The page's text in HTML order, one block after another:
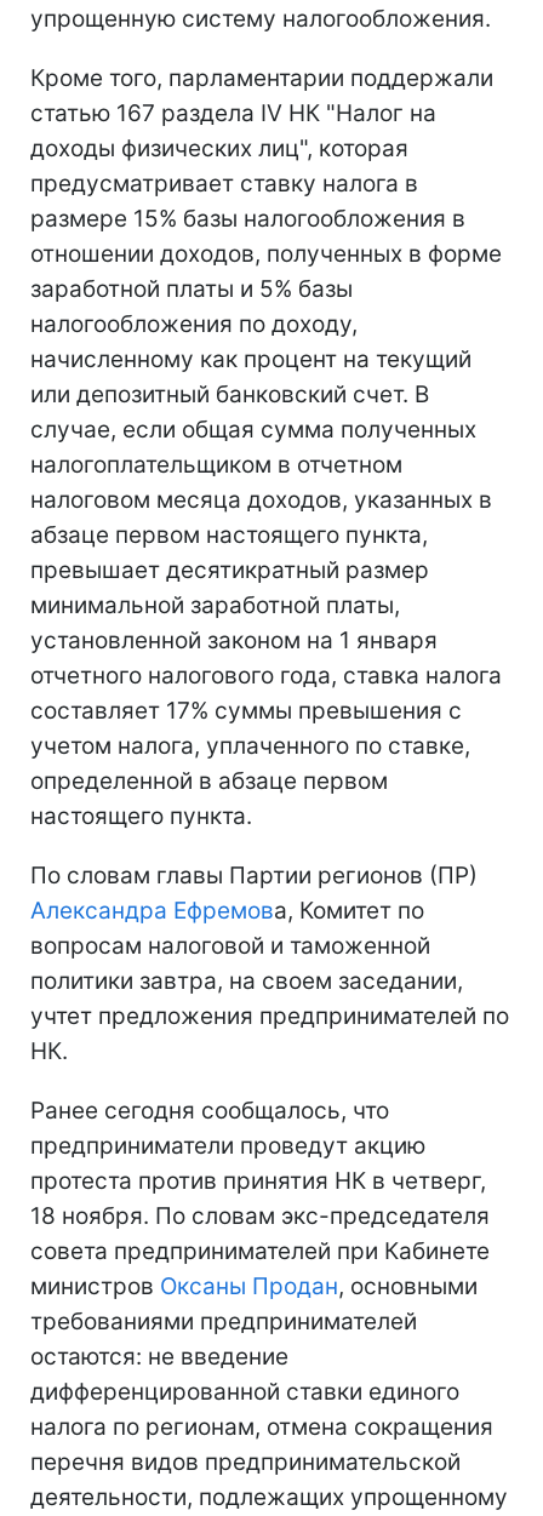
упрощенную систему налогообложения.
Кроме того, парламентарии поддержали
статью 167 раздела IV НК "Налог на
доходы физических лиц", которая
предусматривает ставку налога в
размере 15% базы налогообложения в
отношении доходов, полученных в форме
заработной платы и 5% базы
налогообложения по доходу,
начисленному как процент на текущий
или депозитный банковский счет. В
случае, если общая сумма полученных
налогоплательщиком в отчетном
налоговом месяца доходов, указанных в
абзаце первом настоящего пункта,
превышает десятикратный размер
минимальной заработной платы,
установленной законом на 1 января
отчетного налогового года, ставка налога
составляет 17% суммы превышения с
учетом налога, уплаченного по ставке,
определенной в абзаце первом
настоящего пункта.
По словам главы Партии регионов (ПР)
Александра Ефремова, Комитет по
вопросам налоговой и таможенной
политики завтра, на своем заседании,
учтет предложения предпринимателей по
НК.
Ранее сегодня сообщалось, что
предприниматели проведут акцию
протеста против принятия НК в четверг,
18 ноября. По словам экс-председателя
совета предпринимателей при Кабинете
министров Оксаны Продан, основными
требованиями предпринимателей
остаются: не введение
дифференцированной ставки единого
налога по регионам, отмена сокращения
перечня видов предпринимательской
деятельности, подлежащих упрощенному